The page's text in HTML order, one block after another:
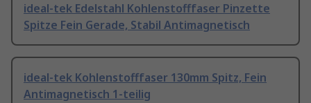
ideal-tek Edelstahl Kohlenstofffaser Pinzette
Spitze Fein Gerade, Stabil Antimagnetisch
ideal-tek Kohlenstofffaser 130mm Spitz, Fein
Antimagnetisch 1-teilig